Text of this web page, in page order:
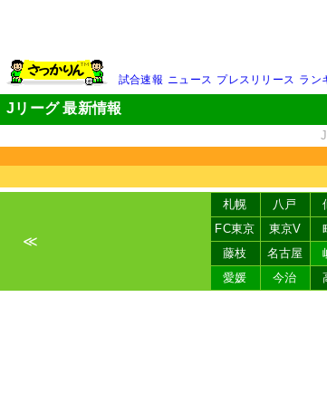
試合速報 ニュース プレスリリース ラン
Jリーグ 最新情報
≪
札幌 八戸
FC東京
東京V
藤枝
名古屋
愛媛
今治